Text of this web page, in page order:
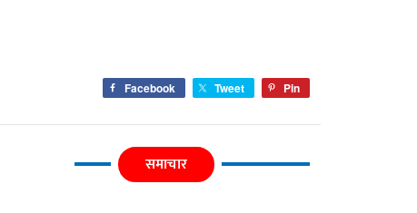
Facebook Tweet Pin
समाचार